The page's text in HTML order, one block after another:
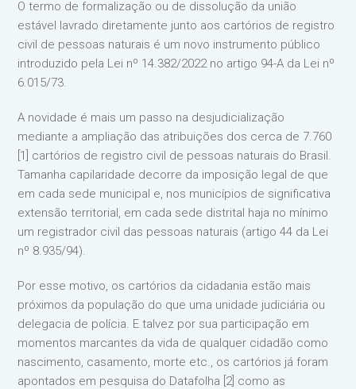
O termo de formalização ou de dissolução da união
estável lavrado diretamente junto aos cartórios de registro
civil de pessoas naturais é um novo instrumento público
introduzido pela Lei nº 14.382/2022 no artigo 94-A da Lei nº
6.015/73.
A novidade é mais um passo na desjudicialização
mediante a ampliação das atribuições dos cerca de 7.760
[1] cartórios de registro civil de pessoas naturais do Brasil.
Tamanha capilaridade decorre da imposição legal de que
em cada sede municipal e, nos municípios de significativa
extensão territorial, em cada sede distrital haja no mínimo
um registrador civil das pessoas naturais (artigo 44 da Lei
nº 8.935/94).
Por esse motivo, os cartórios da cidadania estão mais
próximos da população do que uma unidade judiciária ou
delegacia de polícia. E talvez por sua participação em
momentos marcantes da vida de qualquer cidadão como
nascimento, casamento, morte etc., os cartórios já foram
apontados em pesquisa do Datafolha [2] como as